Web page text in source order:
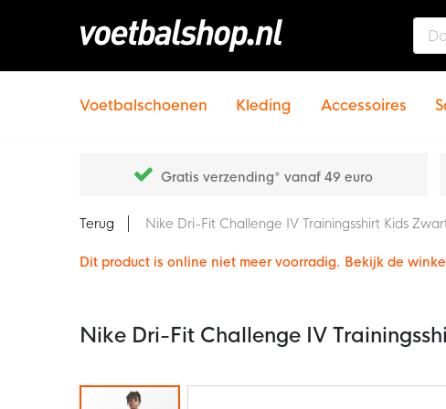
Voetbalschoenen Kleding Accessoires
Gratis verzending* vanaf 49 euro
Terug Nike Dri-Fit Challenge IV Trainingsshirt Kids
Dit product is online niet meer voorradig. Bekijk de
Nike Dri-Fit Challenge IV
Ga